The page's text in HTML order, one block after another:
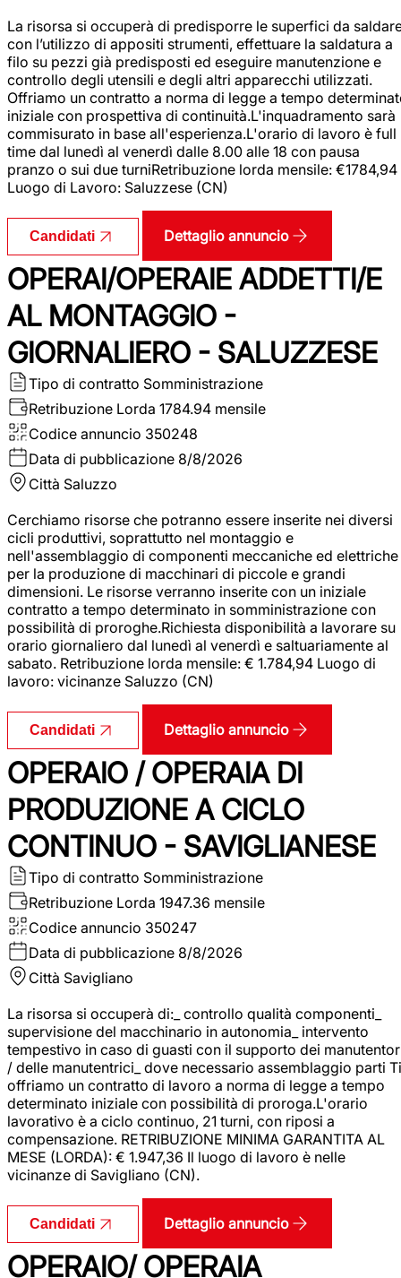
La risorsa si occuperà di predisporre le superfici da
con l’utilizzo di appositi strumenti, effettuare la saldatura a
filo su pezzi già predisposti ed eseguire manutenzione e
controllo degli utensili e degli altri apparecchi utilizzati.
Offriamo un contratto a norma di legge a tempo
iniziale con prospettiva di continuità.L'inquadramento sarà
commisurato in base all'esperienza.L'orario di lavoro è full
time dal lunedì al venerdì dalle 8.00 alle 18 con pausa
pranzo o sui due turniRetribuzione lorda mensile: €1784,94
Luogo di Lavoro: Saluzzese (CN)
Candidati Dettaglio annuncio
OPERAI/OPERAIE ADDETTI/E
AL MONTAGGIO -
GIORNALIERO - SALUZZESE
Tipo di contratto Somministrazione
Retribuzione Lorda 1784.94 mensile
Codice annuncio 350248
Data di pubblicazione 8/8/2026
Città Saluzzo
Cerchiamo risorse che potranno essere inserite nei diversi
cicli produttivi, soprattutto nel montaggio e
nell'assemblaggio di componenti meccaniche ed elettriche
per la produzione di macchinari di piccole e grandi
dimensioni. Le risorse verranno inserite con un iniziale
contratto a tempo determinato in somministrazione con
possibilità di proroghe.Richiesta disponibilità a lavorare su
orario giornaliero dal lunedì al venerdì e saltuariamente al
sabato. Retribuzione lorda mensile: € 1.784,94 Luogo di
lavoro: vicinanze Saluzzo (CN)
Candidati Dettaglio annuncio
OPERAIO / OPERAIA DI
PRODUZIONE A CICLO
CONTINUO - SAVIGLIANESE
Tipo di contratto Somministrazione
Retribuzione Lorda 1947.36 mensile
Codice annuncio 350247
Data di pubblicazione 8/8/2026
Città Savigliano
La risorsa si occuperà di:_ controllo qualità componenti_
supervisione del macchinario in autonomia_ intervento
tempestivo in caso di guasti con il supporto dei
/ delle manutentrici_ dove necessario assemblaggio parti Ti
offriamo un contratto di lavoro a norma di legge a tempo
determinato iniziale con possibilità di proroga.L'orario
lavorativo è a ciclo continuo, 21 turni, con riposi a
compensazione. RETRIBUZIONE MINIMA GARANTITA AL
MESE (LORDA): € 1.947,36 Il luogo di lavoro è nelle
vicinanze di Savigliano (CN).
Candidati Dettaglio annuncio
OPERAIO/ OPERAIA